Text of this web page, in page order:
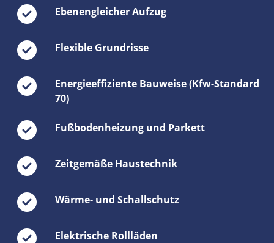
Ebenengleicher Aufzug
Flexible Grundrisse
Energieeffiziente Bauweise (Kfw-Standard
70)
Fußbodenheizung und Parkett
Zeitgemäße Haustechnik
Wärme- und Schallschutz
Elektrische Rollläden